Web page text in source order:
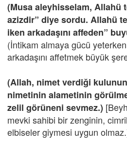
(Musa aleyhisselam, Allahü
azizdir” diye sordu. Allahü
iken arkadaşını affeden”
(İntikam almaya gücü
arkadaşını affetmek büyük
(Allah, nimet verdiği
nimetinin alametinin
zelil görüneni sevmez.)
mevki sahibi bir zenginin,
elbiseler giymesi uygun